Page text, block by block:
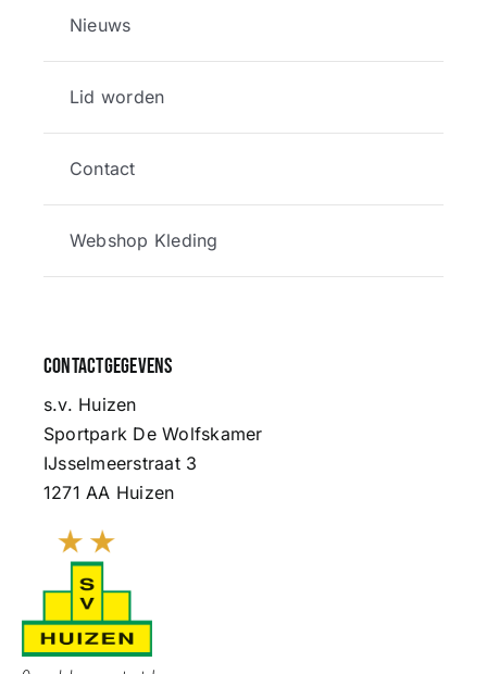
Nieuws
Lid worden
Contact
Webshop Kleding
Contactgegevens
s.v. Huizen
Sportpark De Wolfskamer
IJsselmeerstraat 3
1271 AA Huizen